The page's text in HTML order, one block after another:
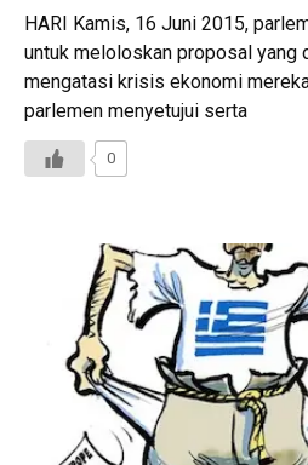
HARI Kamis, 16 Juni 2015,
untuk meloloskan proposal yang
mengatasi krisis ekonomi
parlemen menyetujui serta
0